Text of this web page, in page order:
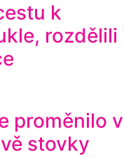
k
rozdělili
proměnilo v
stovky